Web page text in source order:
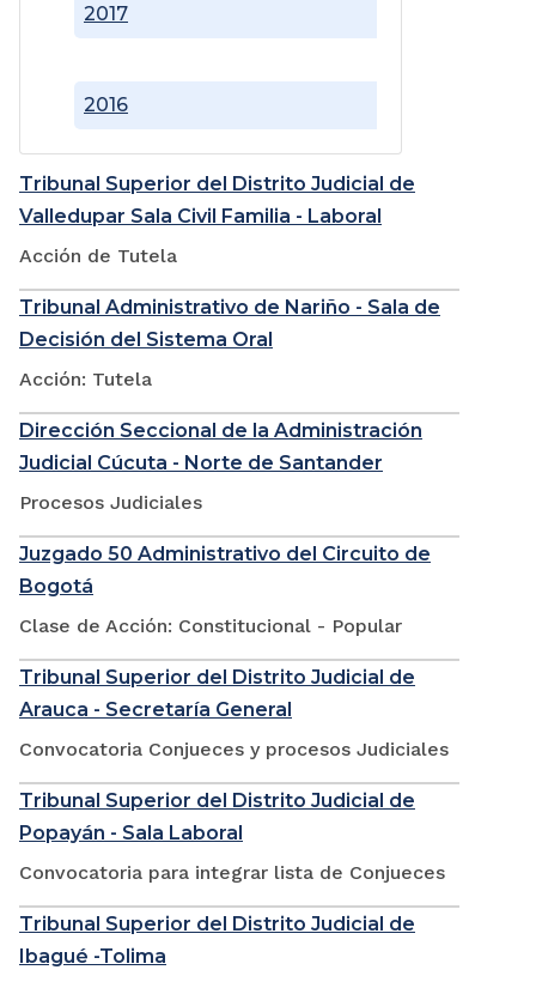
2016
2017
Tribunal Superior del Distrito Judicial de
Valledupar Sala Civil Familia - Laboral
Acción de Tutela
Tribunal Administrativo de Nariño - Sala de
Decisión del Sistema Oral
Acción: Tutela
Dirección Seccional de la Administración
Judicial Cúcuta - Norte de Santander
Procesos Judiciales
Juzgado 50 Administrativo del Circuito de
Bogotá
Clase de Acción: Constitucional - Popular
Tribunal Superior del Distrito Judicial de
Arauca - Secretaría General
Convocatoria Conjueces y procesos Judiciales
Tribunal Superior del Distrito Judicial de
Popayán - Sala Laboral
Convocatoria para integrar lista de Conjueces
Tribunal Superior del Distrito Judicial de
Ibagué -Tolima